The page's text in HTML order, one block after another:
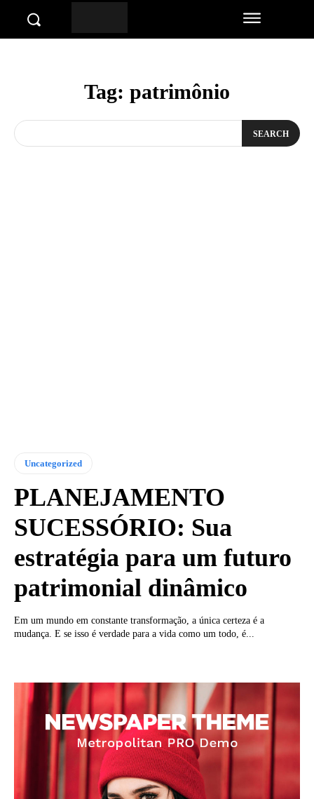
Tag: patrimônio
SEARCH
Uncategorized
PLANEJAMENTO
SUCESSÓRIO: Sua
estratégia para um futuro
patrimonial dinâmico
Em um mundo em constante transformação, a única certeza é a
mudança. E se isso é verdade para a vida como um todo, é...